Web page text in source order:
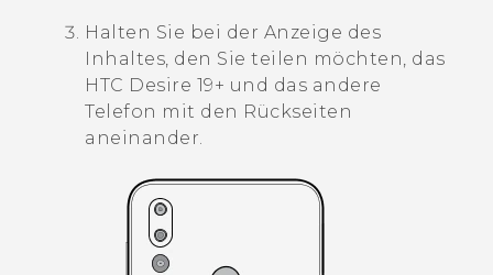
Halten Sie bei der Anzeige des
Inhaltes, den Sie teilen möchten, das
HTC Desire 19+‍ und das andere
Telefon mit den Rückseiten
aneinander.